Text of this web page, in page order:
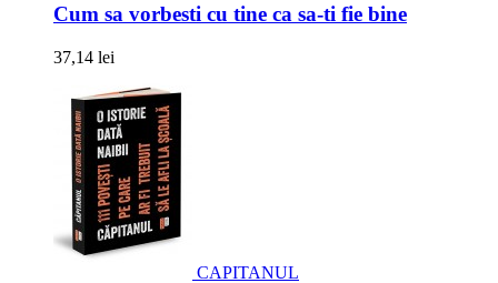
Cum sa vorbesti cu tine ca sa-ti fie bine
37,14 lei
CAPITANUL